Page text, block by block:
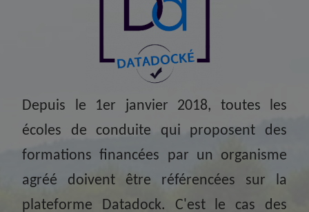
Depuis le 1er janvier 2018, toutes les
écoles de conduite qui proposent des
formations financées par un organisme
agréé doivent être référencées sur la
plateforme Datadock. C'est le cas des